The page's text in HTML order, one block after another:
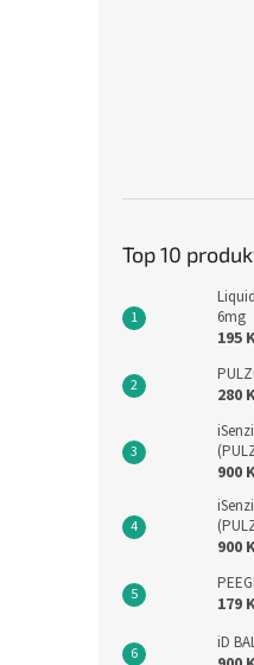
Top 10
6mg
195
280
900
900
179
iD